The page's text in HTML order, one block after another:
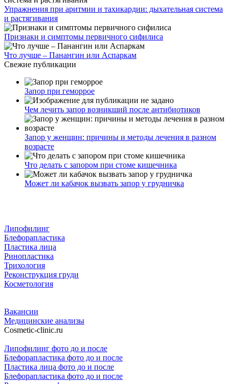
Упражнения при аритмии и тахикардии: дыхательная система
и растягивания
Признаки и симптомы первичного сифилиса
Что лучше – Панангин или Аспаркам
Свежие публикации
Запор при геморрое
Чем лечить запор возникший после антибиотиков
Запор у женщин: причины и методы лечения в разном
возрасте
Что делать с запором при стоме кишечника
Может ли кабачок вызвать запор у грудничка
Липофилинг
Блефорапластика
Пластика лица
Ринопластика
Трихология
Реконструкция груди
Косметология
Вакансии
Медицинские анализы
Cosmetic-clinic.ru
Липофилинг фото до и после
Блефорапластика фото до и после
Пластика лица фото до и после
Блефорапластика фото до и после